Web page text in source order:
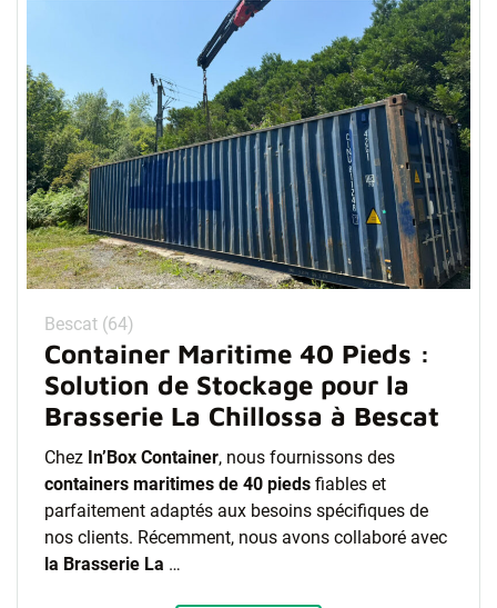
Bescat (64)
Container Maritime 40 Pieds :
Solution de Stockage pour la
Brasserie La Chillossa à Bescat
Chez In’Box Container, nous fournissons des
containers maritimes de 40 pieds fiables et
parfaitement adaptés aux besoins spécifiques de
nos clients. Récemment, nous avons collaboré avec
la Brasserie La …